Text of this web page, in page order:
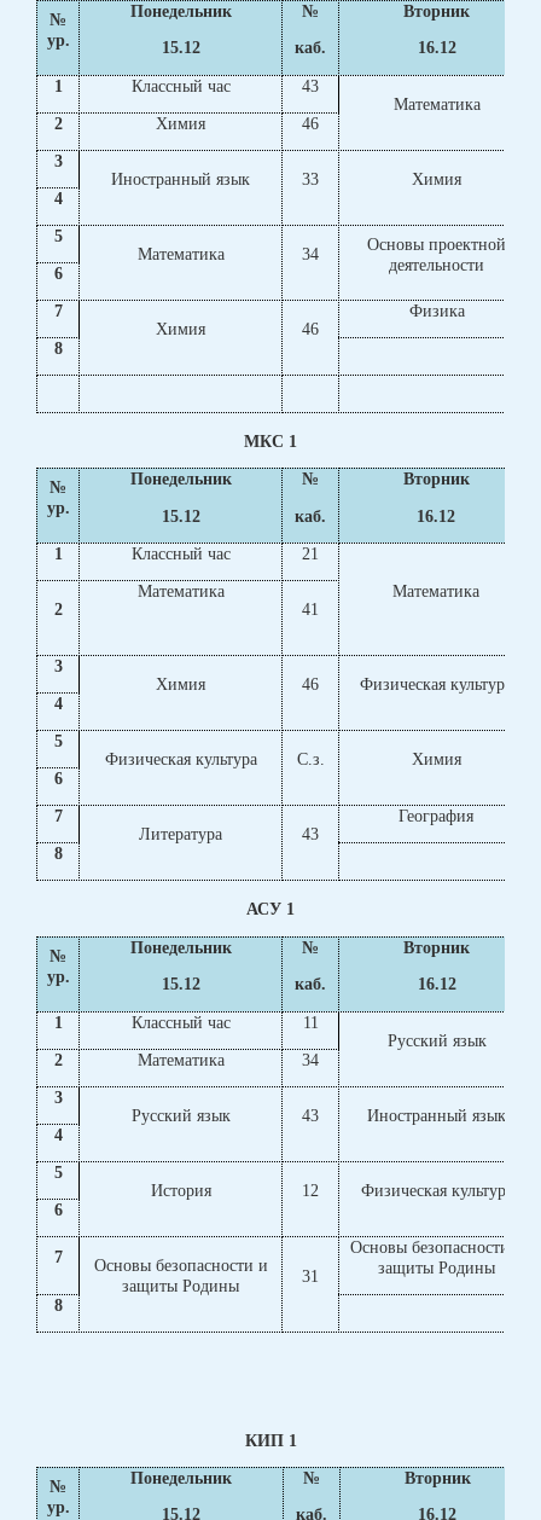
№
ур.
Понедельник
15.12
№
каб.
Вторник
16.12
1
Классный час
43
Математика
2
Химия
46
3
Иностранный язык
33
Химия
4
5
Математика
34
Основы проектной
деятельности
6
7
Химия
46
Физика
8
МКС 1
№
ур.
Понедельник
15.12
№
каб.
Вторник
16.12
1
Классный час
21
Математика
2
Математика
41
3
Химия
46
Физическая культура
4
5
Физическая культура
С.з.
Химия
6
7
Литература
43
География
8
АСУ 1
№
ур.
Понедельник
15.12
№
каб.
Вторник
16.12
1
Классный час
11
Русский язык
2
Математика
34
3
Русский язык
43
Иностранный язык
4
5
История
12
Физическая культура
6
7
Основы безопасности и
защиты Родины
31
Основы безопасности и
защиты Родины
8
КИП 1
№
ур.
Понедельник
15.12
№
каб.
Вторник
16.12